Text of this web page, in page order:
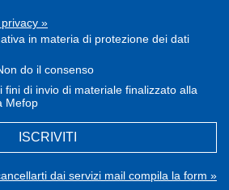
»
in materia di protezione dei dati
do il consenso
di invio di materiale finalizzato alla
Mefop
ISCRIVITI
dai servizi mail compila la form »